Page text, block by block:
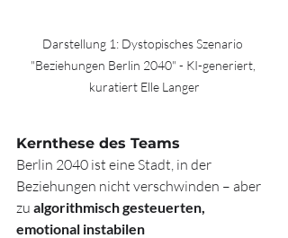
Darstellung 1: Dystopisches Szenario
"Beziehungen Berlin 2040" - KI-generiert,
kuratiert Elle Langer
Kernthese des Teams
Berlin 2040 ist eine Stadt, in der
Beziehungen nicht verschwinden – aber
zu algorithmisch gesteuerten,
emotional instabilen